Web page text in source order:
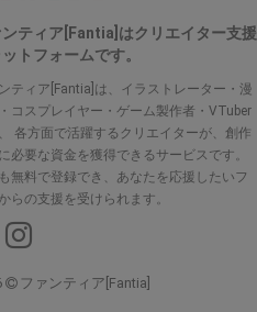
ンティア[Fantia]はクリエイター支援
トフォームです。
ティア[Fantia]は、イラストレーター・漫
コスプレイヤー・ゲーム製作者・VTuber
各方面で活躍するクリエイターが、創作
必要な資金を獲得できるサービスです。
無料で登録でき、あなたを応援したいフ
らの支援を受けられます。
ファンティア[Fantia]